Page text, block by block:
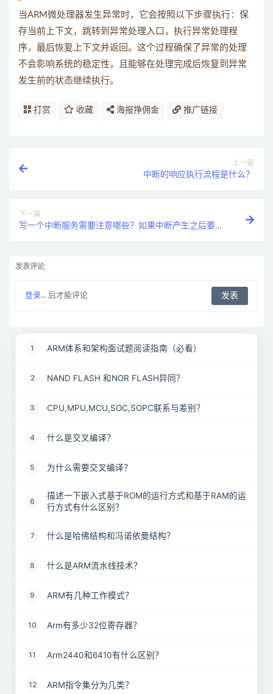
当ARM微处理器发生异常时，它会按照以下步骤执行：保
存当前上下文，跳转到异常处理入口，执行异常处理程
序，最后恢复上下文并返回。这个过程确保了异常的处理
不会影响系统的稳定性，且能够在处理完成后恢复到异常
发生前的状态继续执行。
打赏 收藏 海报挣佣金 推广链接
上一篇
中断的响应执行流程是什么？
下一篇
写一个中断服务需要注意哪些？如果中断产生之后要做
发表评论
登录... 后才能评论
1 ARM体系和架构面试题阅读指南（必看）
2 NAND FLASH 和NOR FLASH异同？
3 CPU,MPU,MCU,SOC,SOPC联系与差别？
4 什么是交叉编译？
5 为什么需要交叉编译？
6
描述一下嵌入式基于ROM的运行方式和基于RAM的运
行方式有什么区别？
7 什么是哈佛结构和冯诺依曼结构？
8 什么是ARM流水线技术？
9 ARM有几种工作模式？
10 Arm有多少32位寄存器？
11 Arm2440和6410有什么区别？
12 ARM指令集分为几类？